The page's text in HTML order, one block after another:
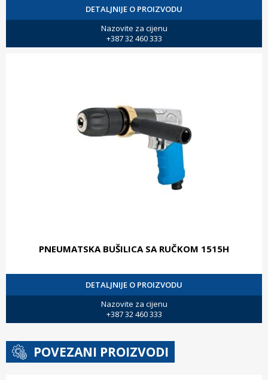
DETALJNIJE O PROIZVODU
Nazovite za cijenu
+387 32 460 333
PNEUMATSKA BUŠILICA SA RUČKOM 1515H
DETALJNIJE O PROIZVODU
Nazovite za cijenu
+387 32 460 333
POVEZANI PROIZVODI